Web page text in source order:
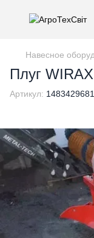
Навесное
Плуг
Артикул: 1483429681